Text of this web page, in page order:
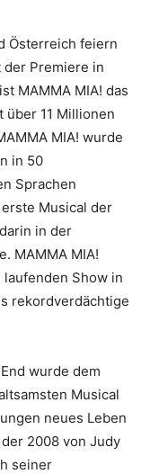
Österreich feiern
der Premiere in
MAMMA MIA! das
über 11 Millionen
MIA! wurde
in 50
Sprachen
erste Musical der
in der
MAMMA MIA!
Show in
rekordverdächtige
wurde dem
Musical
neues Leben
der 2008 von Judy
seiner